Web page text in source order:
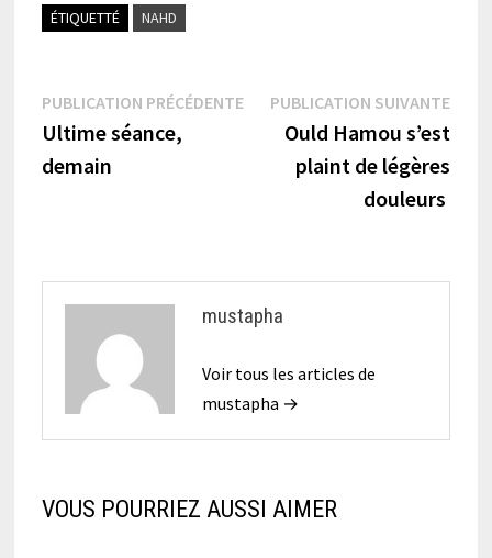
ÉTIQUETTÉ NAHD
Navigation
de
PUBLICATION PRÉCÉDENTEPublication
précédente :
Ultime séance,
demain
PUBLICATION SUIVANTE
Ould Hamou s’est
plaint de légères
douleurs
mustapha
Voir tous les articles de
mustapha →
VOUS POURRIEZ AUSSI AIMER